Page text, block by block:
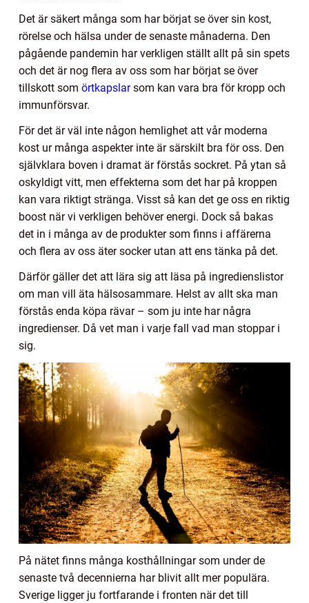
Det är säkert många som har börjat se över sin kost,
rörelse och hälsa under de senaste månaderna. Den
pågående pandemin har verkligen ställt allt på sin spets
och det är nog flera av oss som har börjat se över
tillskott som örtkapslarsom kan vara bra för kropp och
immunförsvar.
För det är väl inte någon hemlighet att vår moderna
kost ur många aspekter inte är särskilt bra för oss. Den
självklara boven i dramat är förstås sockret. På ytan så
oskyldigt vitt, men effekterna som det har på kroppen
kan vara riktigt stränga. Visst så kan det ge oss en riktig
boost när vi verkligen behöver energi. Dock så bakas
det in i många av de produkter som finns i affärerna
och flera av oss äter socker utan att ens tänka på det.
Därför gäller det att lära sig att läsa på ingredienslistor
om man vill äta hälsosammare. Helst av allt ska man
förstås enda köpa rävar – som ju inte har några
ingredienser. Då vet man i varje fall vad man stoppar i
sig.
På nätet finns många kosthållningar som under de
senaste två decennierna har blivit allt mer populära.
Sverige ligger ju fortfarande i fronten när det till